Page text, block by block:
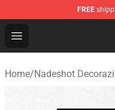
FREE
Open menu
Nadeshot Shop -
Home/Nadeshot